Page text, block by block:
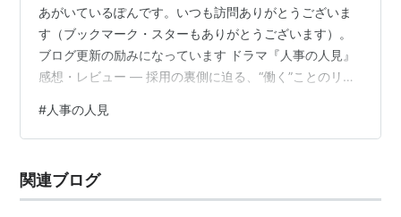
あがいているぽんです。いつも訪問ありがとうございま
す（ブックマーク・スターもありがとうございます）。
ブログ更新の励みになっています ドラマ『人事の人見』
感想・レビュー ― 採用の裏側に迫る、“働く”ことのリア
の人事部を舞台にした新しい切り口のヒューマンドラマ
です。主人公は、人事担当者として採用・面談・評価と
視点を通じて、就活生や社員たちの人生と向き合いなが
ら、組織という大きな枠の中で何を大切にしていくのか
#人事の人見
関連ブログ